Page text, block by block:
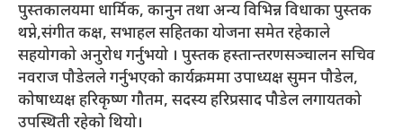
पुस्तकालयमा धार्मिक, कानुन तथा अन्य विभिन्न विधाका पुस्तक
थप्ने,संगीत कक्ष, सभाहल सहितका योजना समेत रहेकाले
सहयोगको अनुरोध गर्नुभयो । पुस्तक हस्तान्तरणसञ्चालन सचिव
नवराज पौडेलले गर्नुभएको कार्यक्रममा उपाध्यक्ष सुमन पौडेल,
कोषाध्यक्ष हरिकृष्ण गौतम, सदस्य हरिप्रसाद पौडेल लगायतको
उपस्थिती रहेको थियो।